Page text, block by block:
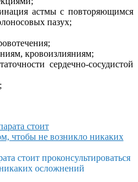
астмы с повторяющимся
пазух;
кровоизлияниям;
сердечно-сосудистой
стоит проконсультироваться
осложнений